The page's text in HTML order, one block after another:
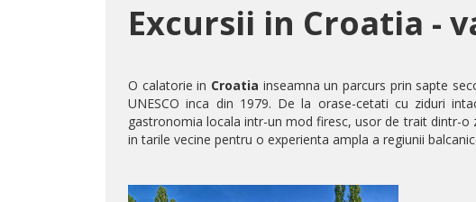
Excursii in Croatia -
O calatorie in Croatia inseamna un parcurs prin sapte
UNESCO inca din 1979. De la orase-cetati cu ziduri
gastronomia locala intr-un mod firesc, usor de trait dintr-
in tarile vecine pentru o experienta ampla a regiunii